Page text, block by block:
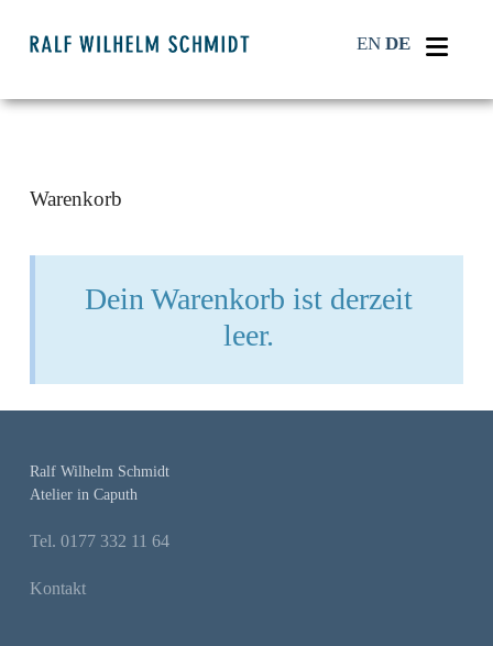
Warenkorb
Dein Warenkorb ist derzeit
leer.
Ralf Wilhelm Schmidt
Atelier in Caputh
Tel. 0177 332 11 64
Kontakt
EN DE